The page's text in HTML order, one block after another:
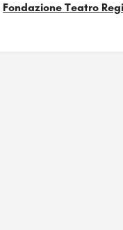
Fondazione Teatro